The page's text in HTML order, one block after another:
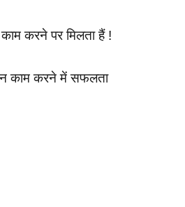
करने पर मिलता हैं !
काम करने में सफलता